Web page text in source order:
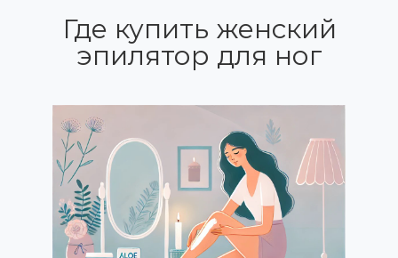
Где купить женский
эпилятор для ног